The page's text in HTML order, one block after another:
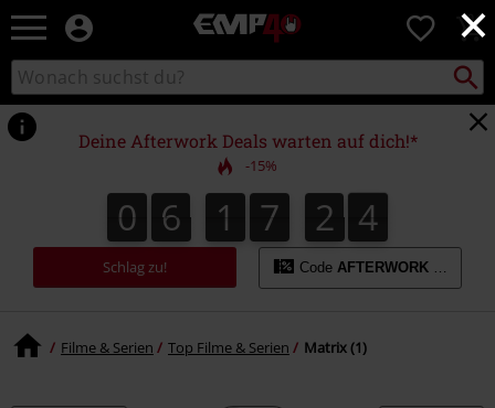
×
EMP
Merchandise
-
Shop
für
Rock
&
Entertainment
0
Katalog
durchsuchen
suchen
Deine Afterwork Deals warten auf dich!*
-15%
0
0 6
6 1
1 7
7 2
2 3
4
3
5
4
Schlag zu! Code AFTERWORK
Filme & Serien Top Filme & Serien Matrix (1)